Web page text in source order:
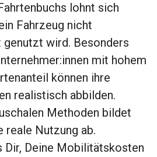
lohnt sich
Fahrzeug nicht
wird. Besonders
mit hohem
können ihre
realistisch abbilden.
Methoden bildet
reale Nutzung ab.
Deine Mobilitätskosten